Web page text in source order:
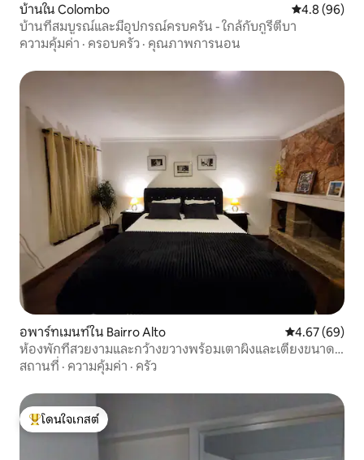
บ้านใน Colombo คะแนนเฉลี่ย
4.8 (96)
บ้านที่สมบูรณ์และมีอุปกรณ์ครบครัน - ใกล้กับกูรีตีบา
ความคุ้มค่า · ครอบครัว · คุณภาพการนอน
อพาร์ทเมนท์ใน Bairro Alto คะแนนเฉลี่ย
4.67 (69)
ห้องพักที่สวยงามและกว้างขวางพร้อมเตาผิงและเตียงขนาด
คิงไซส์พิเศษ
สถานที่ · ความคุ้มค่า · ครัว
โดนใจเกสต์ที่สุด
โดนใจเกสต์